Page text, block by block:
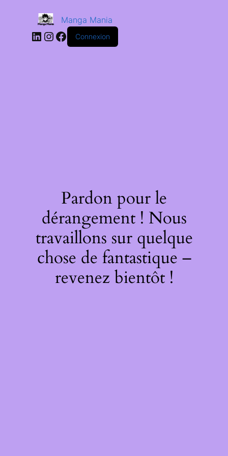
Manga Mania
Connexion
Pardon pour le
dérangement ! Nous
travaillons sur quelque
chose de fantastique –
revenez bientôt !